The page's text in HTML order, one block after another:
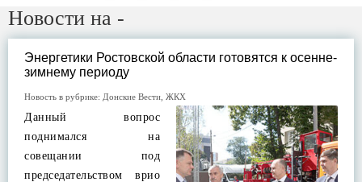
Новости на -
Энергетики Ростовской области готовятся к осенне-
зимнему периоду
Новость в рубрике: Донские Вести ЖКХ
Данный вопрос
поднимался на
совещании под
председательством врио